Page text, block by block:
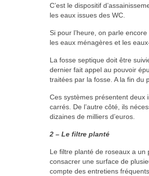
C’est le dispositif
les eaux issues des WC.
Si pour l’heure, on parle
les eaux ménagères et les
La fosse septique doit être
dernier fait appel au pouvoir
traitées par la fosse. A la fin du
Ces systèmes présentent deux
carrés. De l’autre côté, ils
dizaines de milliers d’euros.
2 – Le filtre planté
Le filtre planté de roseaux a
consacrer une surface de
compte des entretiens